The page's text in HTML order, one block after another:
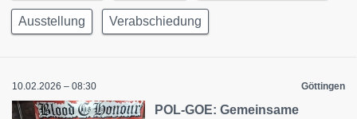
Ausstellung Verabschiedung
10.02.2026 – 08:30 Göttingen
POL-GOE: Gemeinsame